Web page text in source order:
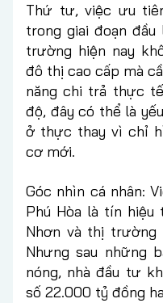
Thứ tư, việc ưu
trong giai đoạn
trường hiện nay
đô thị cao cấp mà
năng chi trả thực
độ, đây có thể là
ở thực thay vì chỉ
cơ mới.
Góc nhìn cá nhân:
Phú Hòa là tín
Nhơn và thị trường
Nhưng sau những
nóng, nhà đầu tư
số 22.000 tỷ đồng